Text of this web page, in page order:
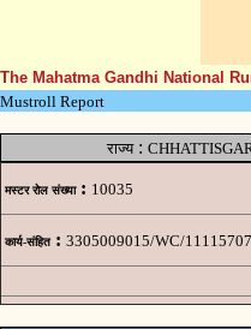
The Mahatma Gandhi National
Mustroll Report
राज्य:
मस्टर रोल संख्या : 10035
कार्य-संहित : 3305009015/WC/